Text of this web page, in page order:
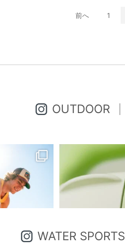
前へ 1
OUTDOOR
WATER SPORTS